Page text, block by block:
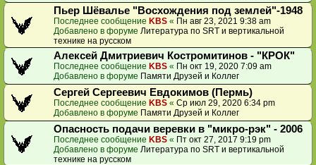
Пьер Шёвалье "Восхождения под землей"-1948
Последнее сообщение KBS « Пн авг 23, 2021 9:38 am
Добавлено в форуме Литература по SRT и вертикальной
технике на русском
Алексей Дмитриевич Костромитинов - "КРОК"
Последнее сообщение KBS « Пн окт 19, 2020 7:09 am
Добавлено в форуме Памяти Друзей и Коллег
Сергей Сергеевич Евдокимов (Пермь)
Последнее сообщение KBS « Ср июл 29, 2020 6:34 pm
Добавлено в форуме Памяти Друзей и Коллег
Опасность подачи веревки в "микро-рэк" - 2006
Последнее сообщение KBS « Пт окт 27, 2017 9:19 pm
Добавлено в форуме Литература по SRT и вертикальной
технике на русском